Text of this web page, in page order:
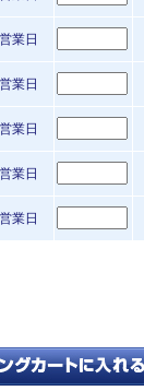
業日
業日
業日
業日
業日